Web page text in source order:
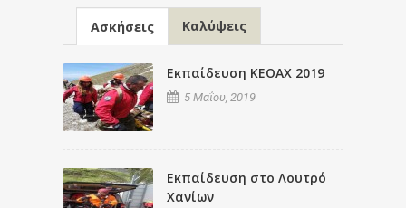
Ασκήσεις Καλύψεις
Εκπαίδευση ΚΕΟΑΧ 2019
5 Μαΐου, 2019
Εκπαίδευση στο Λουτρό
Χανίων